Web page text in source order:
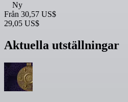
Ny
Från 30,57 US$
29,05 US$
Aktuella utställningar